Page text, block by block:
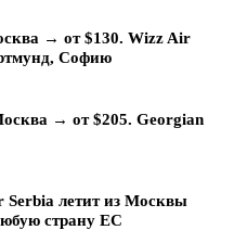
→ от $130. Wizz Air
Софию
→ от $205. Georgian
Serbia летит из Москвы
страну ЕС